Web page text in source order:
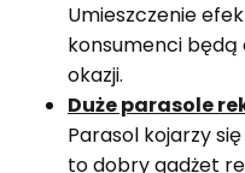
Umieszczenie
konsumenci będą
okazji.
Duże parasole
Parasol kojarzy
to dobry gadżet